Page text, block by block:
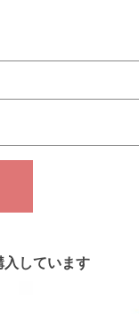
入しています